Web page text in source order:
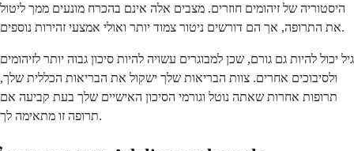
היסטוריה של זיהומים חוזרים. מצבים אלה אינם בהכרח מונעים ממך ליטול
את התרופה, אך הם דורשים ניטור צמוד יותר ואולי אמצעי זהירות נוספים.
גיל יכול להיות גם גורם, שכן למבוגרים עשויה להיות סיכון גבוה יותר לזיהומים
ולסיבוכים אחרים. צוות הבריאות שלך ישקול את הבריאות הכללית שלך,
תרופות אחרות שאתה נוטל וגורמי הסיכון האישיים שלך בעת קביעה אם
תרופה זו מתאימה לך.